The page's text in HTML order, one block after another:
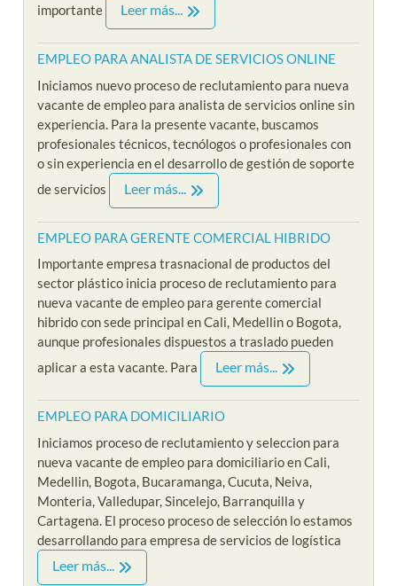
importante
Leer más...
EMPLEO PARA ANALISTA DE SERVICIOS ONLINE
Iniciamos nuevo proceso de reclutamiento para nueva
vacante de empleo para analista de servicios online sin
experiencia. Para la presente vacante, buscamos
profesionales técnicos, tecnólogos o profesionales con
o sin experiencia en el desarrollo de gestión de soporte
de servicios
Leer más...
EMPLEO PARA GERENTE COMERCIAL HIBRIDO
Importante empresa trasnacional de productos del
sector plástico inicia proceso de reclutamiento para
nueva vacante de empleo para gerente comercial
hibrido con sede principal en Cali, Medellin o Bogota,
aunque profesionales dispuestos a traslado pueden
aplicar a esta vacante. Para
Leer más...
EMPLEO PARA DOMICILIARIO
Iniciamos proceso de reclutamiento y seleccion para
nueva vacante de empleo para domiciliario en Cali,
Medellin, Bogota, Bucaramanga, Cucuta, Neiva,
Monteria, Valledupar, Sincelejo, Barranquilla y
Cartagena. El proceso proceso de selección lo estamos
desarrollando para empresa de servicios de logística
Leer más...